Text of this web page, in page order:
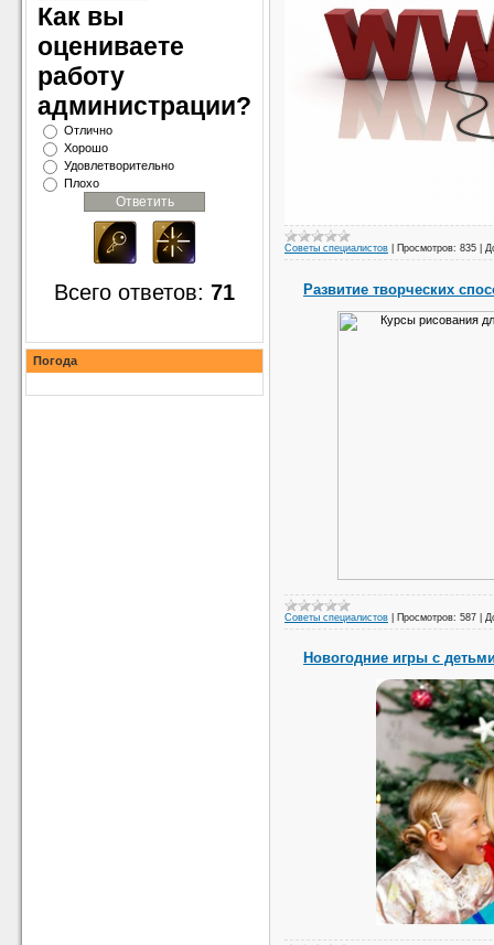
Как вы
оцениваете
работу
администрации?
Отлично
Хорошо
Удовлетворительно
Плохо
Всего ответов: 71
Погода
Советы специалистов Просмотров: 835
Развитие творческих
Советы специалистов Просмотров: 587
Новогодние игры с